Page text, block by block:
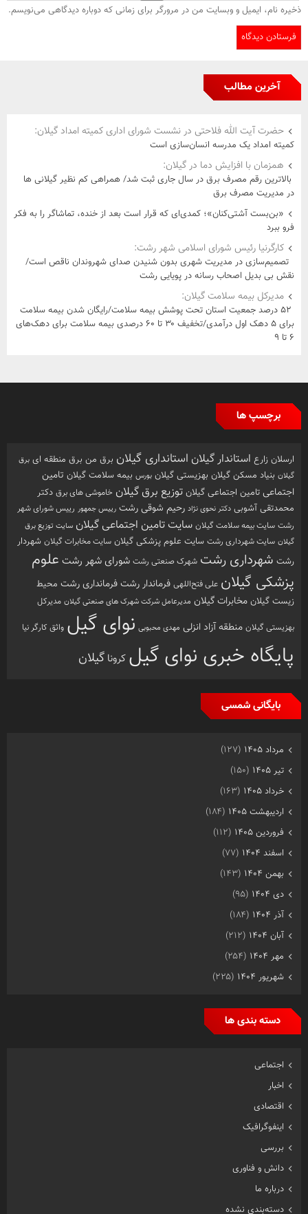
ذخیره نام، ایمیل و وبسایت من در مرورگر برای زمانی که دوباره دیدگاهی می‌نویسم.
آخرین مطالب
حضرت آیت الله فلاحتی در نشست شورای اداری کمیته امداد گیلان:
کمیته امداد یک مدرسه انسان‌سازی است
همزمان با افزایش دما در گیلان:
بالاترین رقم مصرف برق در سال جاری ثبت شد/ همراهی كم نظیر گیلانی ها
در مدیریت مصرف برق
«بن‌بست آشتی‌کنان»؛ کمدی‌ای که قرار است بعد از خنده، تماشاگر را به فکر
فرو ببرد
کارگرنیا رئیس شورای اسلامی شهر رشت:
تصمیم‌سازی در مدیریت شهری بدون شنیدن صدای شهروندان ناقص است/
نقش بی بدیل اصحاب رسانه در پویایی رشت
مدیرکل بیمه سلامت گیلان:
۵۲ درصد جمعیت استان تحت پوشش بیمه سلامت/رایگان شدن بیمه سلامت
برای ۵ دهک اول درآمدی/تخفیف ۳۰ تا ۶۰ درصدی بیمه سلامت برای دهک‌های
۶ تا ۹
برچسپ ها
ارسلان زارع استاندار گیلان استانداری گیلان برق من برق منطقه ای برق
گیلان بنیاد مسکن گیلان بهزیستی گیلان بورس بیمه سلامت گیلان تامین
اجتماعی تامین اجتماعی گیلان توزیع برق گیلان خاموشی های برق دکتر
محمدتقی آشوبی دکتر نحوی نژاد رحیم شوقیرشت رییس جمهور رییس شورای شهر
رشت سایت بیمه سلامت گیلان سایت تامین اجتماعی گیلان سایت توزیع برق
گیلان سایت شهرداری رشت سایت علوم پزشکی گیلان سایت مخابرات گیلان شهردار
رشت شهرداری رشت شهرک صنعتی رشت شورای شهر رشت علوم
پزشکی گیلان علی فتح‌اللهی فرماندار رشتفرمانداری رشت محیط
زیست گیلانمخابرات گیلان مدیرعامل شرکت شهرک های صنعتی گیلان مدیرکل
بهزیستی گیلان منطقه آزاد انزلی مهدی محبوبی نوای گیل واثق کارگر نیا
پایگاه خبری نوای گیل کرونا گیلان
بایگانی شمسی
مرداد ۱۴۰۵
(۱۲۷)
تیر ۱۴۰۵
(۱۵۰)
خرداد ۱۴۰۵
(۱۶۳)
اردیبهشت ۱۴۰۵
(۱۸۴)
فروردین ۱۴۰۵
(۱۱۲)
اسفند ۱۴۰۴
(۷۷)
بهمن ۱۴۰۴
(۱۴۳)
دی ۱۴۰۴
(۹۵)
آذر ۱۴۰۴
(۱۸۴)
آبان ۱۴۰۴
(۲۱۲)
مهر ۱۴۰۴
(۲۵۴)
شهریور ۱۴۰۴
(۲۲۵)
دسته بندی ها
اجتماعی
اخبار
اقتصادی
اینفوگرافیک
بررسی
دانش و فناوری
درباره ما
دسته‌بندی نشده